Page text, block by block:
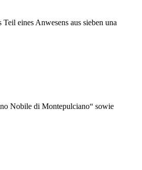
eines Anwesens aus sieben una
Nobile di Montepulciano“ sowie